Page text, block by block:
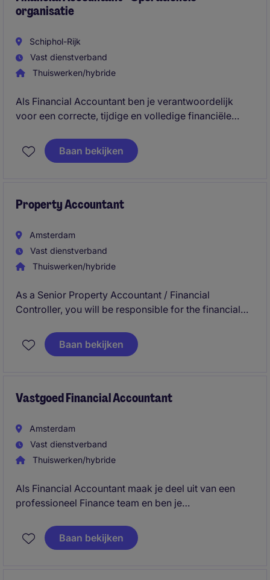
organisatie
Schiphol-Rijk
Vast dienstverband
Thuiswerken/hybride
Als Financial Accountant ben je verantwoordelijk
voor een correcte, tijdige en volledige financiële
grootboekanalyses, btw, audits en
procesverbeteringen op en begeleidt daarnaast
Baan bekijken
Property Accountant
Amsterdam
Vast dienstverband
Thuiswerken/hybride
As a Senior Property Accountant / Financial
Controller, you will be responsible for the financial
entities and portfolios. You will work closely with
internal stakeholders, external accountants, and
Baan bekijken
Vastgoed Financial Accountant
Amsterdam
Vast dienstverband
Thuiswerken/hybride
Als Financial Accountant maak je deel uit van een
professioneel Finance team en ben je
volledige financiële administratie van meerdere
entiteiten. Je werkt nauw samen met collega's binnen
Baan bekijken